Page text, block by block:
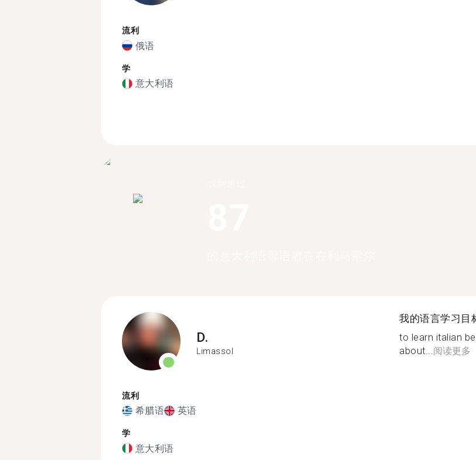
流利
俄语
学
意大利语
D.
Limassol
流利
希腊语 英语
学
意大利语
我的语言学习目
to learn italian
about... 阅读更多